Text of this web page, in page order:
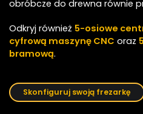
obróbcze do drewna równie
Odkryj również 5-osiowe
cyfrową maszynę CNC oraz
bramową.
Skonfiguruj swoją frezarkę